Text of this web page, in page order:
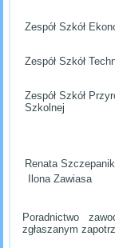
Zespół Szkół
Zespół Szkół
Zespół Szkół
Szkolnej
DZIAŁ
Renata Szczepanik
Ilona Zawiasa
Poradnictwo
zgłaszanym